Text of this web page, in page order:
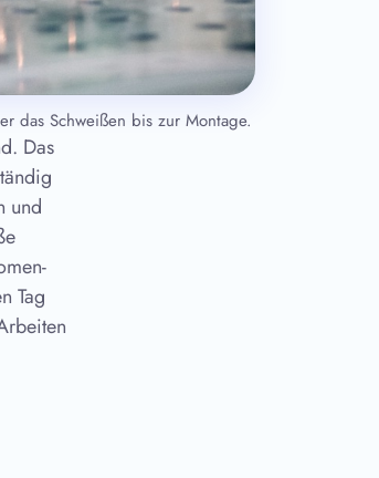
das Schweißen bis zur Montage.
Das
und
Tag